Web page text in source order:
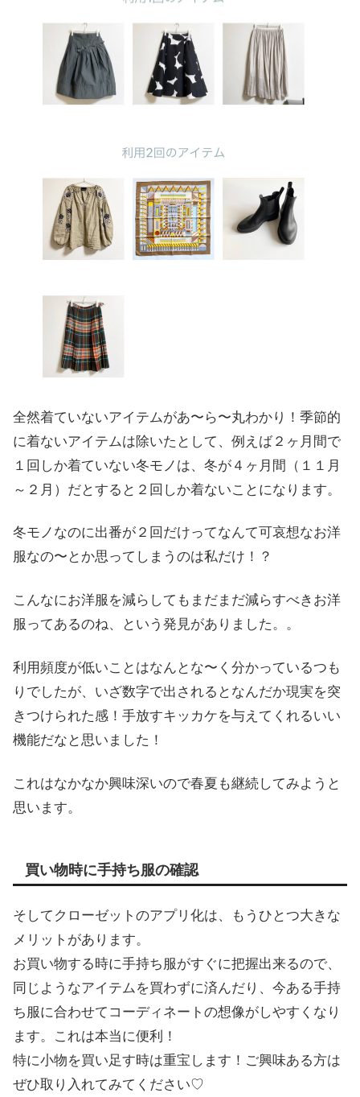
全然着ていないアイテムがあ〜ら〜丸わかり！季節的
に着ないアイテムは除いたとして、例えば２ヶ月間で
１回しか着ていない冬モノは、冬が４ヶ月間（１１月
～２月）だとすると２回しか着ないことになります。
冬モノなのに出番が２回だけってなんて可哀想なお洋
服なの〜とか思ってしまうのは私だけ！？
こんなにお洋服を減らしてもまだまだ減らすべきお洋
服ってあるのね、という発見がありました。。
利用頻度が低いことはなんとな〜く分かっているつも
りでしたが、いざ数字で出されるとなんだか現実を突
きつけられた感！手放すキッカケを与えてくれるいい
機能だなと思いました！
これはなかなか興味深いので春夏も継続してみようと
思います。
買い物時に手持ち服の確認
そしてクローゼットのアプリ化は、もうひとつ大きな
メリットがあります。
お買い物する時に手持ち服がすぐに把握出来るので、
同じようなアイテムを買わずに済んだり、今ある手持
ち服に合わせてコーディネートの想像がしやすくなり
ます。これは本当に便利！
特に小物を買い足す時は重宝します！ご興味ある方は
ぜひ取り入れてみてください♡